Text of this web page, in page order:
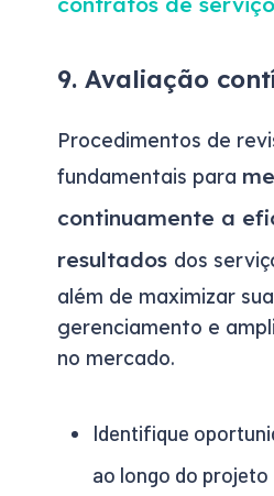
9. Avaliação
Procedimentos de
fundamentais para
continuamente a
resultados dos
além de maximizar
gerenciamento e
no mercado.
Identifique
ao longo do projeto